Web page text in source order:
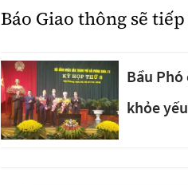
Báo Giao thông sẽ
Bầu
khỏe yếu